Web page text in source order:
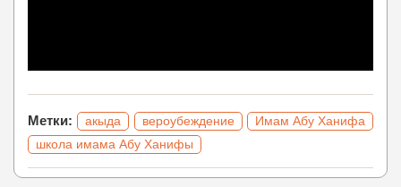
Метки: акыда вероубеждение
Имам Абу Ханифа
школа имама Абу Ханифы